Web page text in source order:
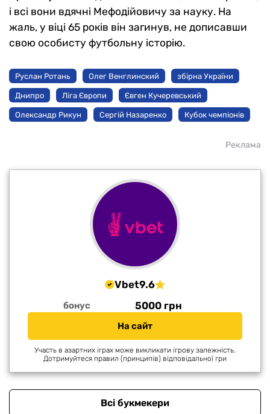
і всі вони вдячні Мефодійовичу за науку. На
жаль, у віці 65 років він загинув, не дописавши
свою особисту футбольну історію.
Руслан Ротань Олег Венглинский збірна України
Днипро Ліга Європи Євген Кучеревський
Олександр Рикун Сергій Назаренко Кубок чемпіонів
Реклама
Vbet9.6
бонус 5000 грн
На сайт
Участь в азартних іграх може викликати ігрову залежність.
Дотримуйтеся правил (принципів) відповідальної гри
Всі букмекери